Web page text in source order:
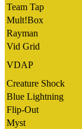
Team Tap
Mult!Box
Rayman
Vid Grid
VDAP
Creature Shock
Blue Lightning
Flip-Out
Myst